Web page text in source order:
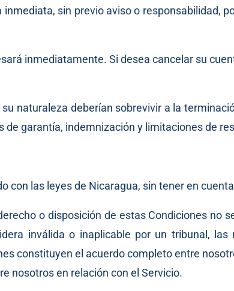
sin previo aviso o responsabilidad,
inmediatamente. Si desea cancelar su
naturaleza deberían sobrevivir a la
de garantía, indemnización y limitaciones de
con las leyes de Nicaragua, sin tener en
o disposición de estas Condiciones no
inválida o inaplicable por un tribunal,
constituyen el acuerdo completo entre
nosotros en relación con el Servicio.